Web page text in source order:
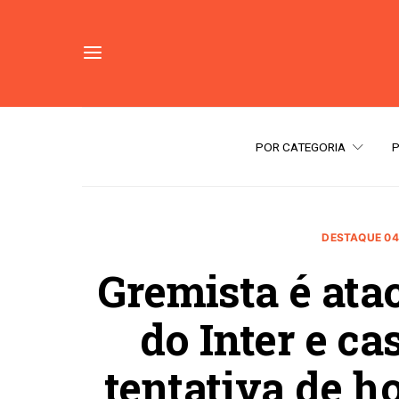
POR CATEGORIA
DESTAQUE 04
Gremista é
do Inter e
tentativa de